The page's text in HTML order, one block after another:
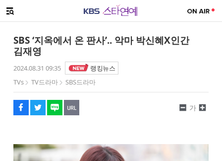
메뉴 열기
SBS ‘지옥에서 온 판사’.. 악마 박신혜X인간
김재영
2024.08.31 09:35
랭킹뉴스
TVs
TV드라마 SBS드라마
페이스북
트위터
네이버
URL복사
글씨 작게보기
가
글씨 크게보기
해시태그